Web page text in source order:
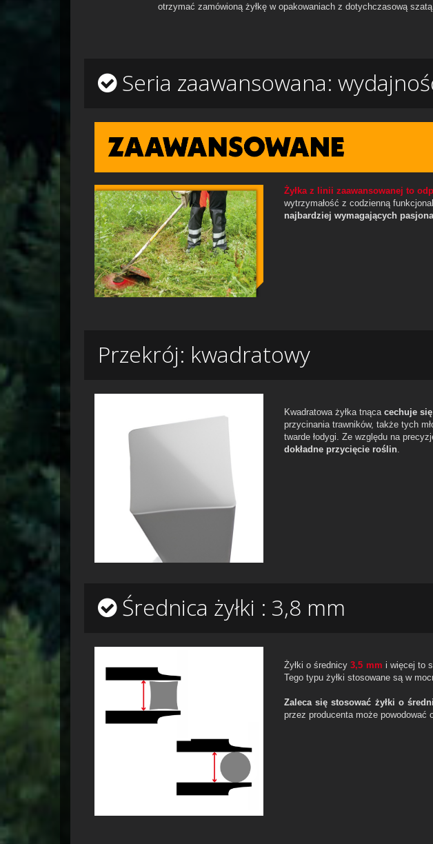
otrzymać zamówioną żyłkę w opakowaniach z dotychczasową
Seria zaawansowana:
Żyłka z linii zaawansowanej to
wytrzymałość z codzienną
najbardziej wymagających
Przekrój: kwadratowy
Kwadratowa żyłka tnąca cechuje
przycinania trawników, także tych
twarde łodygi. Ze względu na
dokładne przycięcie roślin
Średnica żyłki : 3,8 mm
Żyłki o średnicy3,5 mm i więcej to
Tego typu żyłki stosowane są w
Zaleca się stosować żyłki o
przez producenta może powodować